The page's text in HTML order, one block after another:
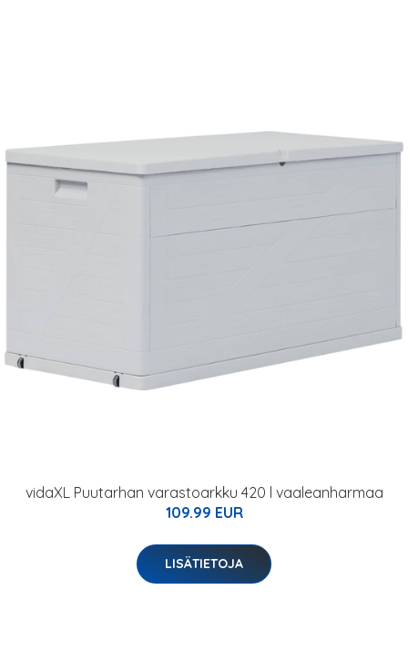
vidaXL Puutarhan varastoarkku 420 l vaaleanharmaa
109.99 EUR
LISÄTIETOJA